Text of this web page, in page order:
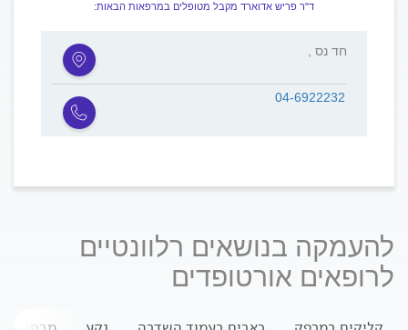
ד"ר פריש אדוארד מקבל מטופלים במרפאות הבאות:
, חד נס
04-6922232
להעמקה בנושאים רלוונטיים
לרופאים אורטופדים